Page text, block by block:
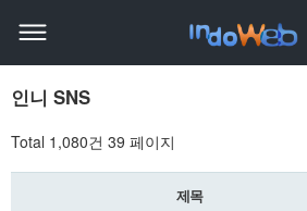
인니 SNS
Total 1,080건 39 페이지
제목